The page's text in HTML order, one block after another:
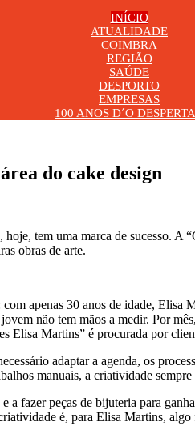
INÍCIO
ATUALIDADE
COIMBRA
REGIÃO
SAÚDE
DESPORTO
EMPRESAS
100 ANOS D´O
do cake design
tem uma marca de sucesso. A
obras de arte.
apenas 30 anos de idade,
não tem mãos a medir. Por
Elisa Martins” é procurada por
adaptar a agenda, os
manuais, a criatividade
a fazer peças de bijuteria para
é, para Elisa Martins,